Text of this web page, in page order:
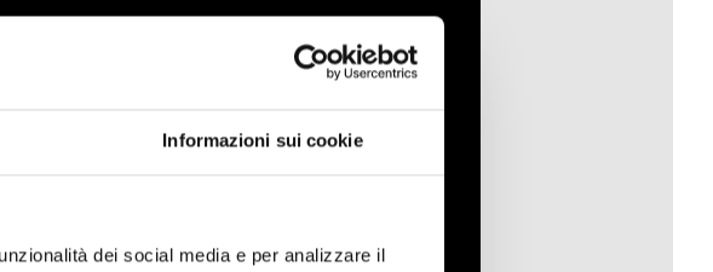
Informazioni sui cookie
dei social media e per analizzare il